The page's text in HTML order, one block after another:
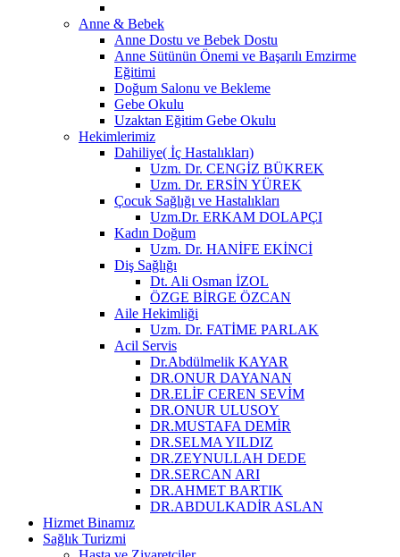
Anne & Bebek
Anne Dostu ve Bebek Dostu
Anne Sütünün Önemi ve Başarılı Emzirme
Eğitimi
Doğum Salonu ve Bekleme
Gebe Okulu
Uzaktan Eğitim Gebe Okulu
Hekimlerimiz
Dahiliye( İç Hastalıkları)
Uzm. Dr. CENGİZ BÜKREK
Uzm. Dr. ERSİN YÜREK
Çocuk Sağlığı ve Hastalıkları
Uzm.Dr. ERKAM DOLAPÇI
Kadın Doğum
Uzm. Dr. HANİFE EKİNCİ
Diş Sağlığı
Dt. Ali Osman İZOL
ÖZGE BİRGE ÖZCAN
Aile Hekimliği
Uzm. Dr. FATİME PARLAK
Acil Servis
Dr.Abdülmelik KAYAR
DR.ONUR DAYANAN
DR.ELİF CEREN SEVİM
DR.ONUR ULUSOY
DR.MUSTAFA DEMİR
DR.SELMA YILDIZ
DR.ZEYNULLAH DEDE
DR.SERCAN ARI
DR.AHMET BARTIK
DR.ABDULKADİR ASLAN
Hizmet Binamız
Sağlık Turizmi